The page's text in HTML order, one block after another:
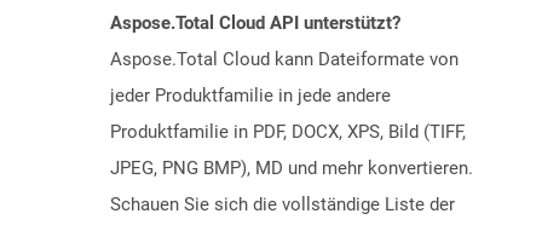
Aspose.Total Cloud API unterstützt?
Aspose.Total Cloud kann Dateiformate von
jeder Produktfamilie in jede andere
Produktfamilie in PDF, DOCX, XPS, Bild (TIFF,
JPEG, PNG BMP), MD und mehr konvertieren.
Schauen Sie sich die vollständige Liste der